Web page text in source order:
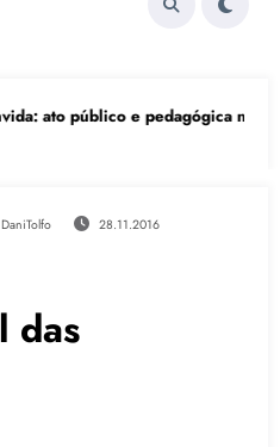
na sexta-feira (24), no CPERS
“Centenário de
DaniTolfo 28.11.2016
das